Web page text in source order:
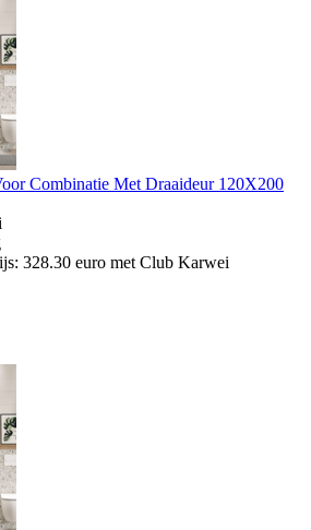
Combinatie Met Draaideur 120X200
328.30 euro met Club Karwei